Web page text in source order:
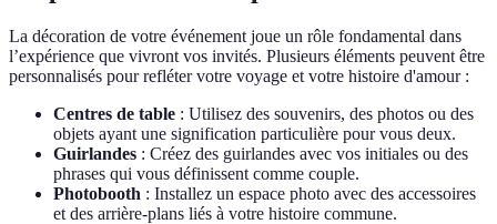
La décoration de votre événement joue un rôle fondamental dans
l’expérience que vivront vos invités. Plusieurs éléments peuvent être
personnalisés pour refléter votre voyage et votre histoire d'amour :
Centres de table : Utilisez des souvenirs, des photos ou des
objets ayant une signification particulière pour vous deux.
Guirlandes : Créez des guirlandes avec vos initiales ou des
phrases qui vous définissent comme couple.
Photobooth : Installez un espace photo avec des accessoires
et des arrière-plans liés à votre histoire commune.